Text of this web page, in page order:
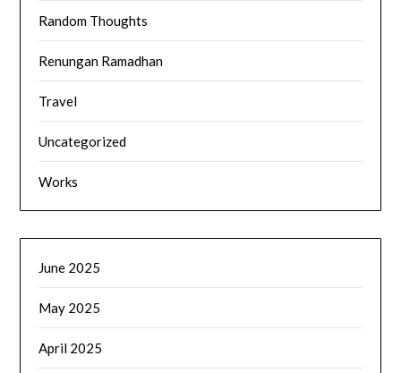
Random Thoughts
Renungan Ramadhan
Travel
Uncategorized
Works
June 2025
May 2025
April 2025